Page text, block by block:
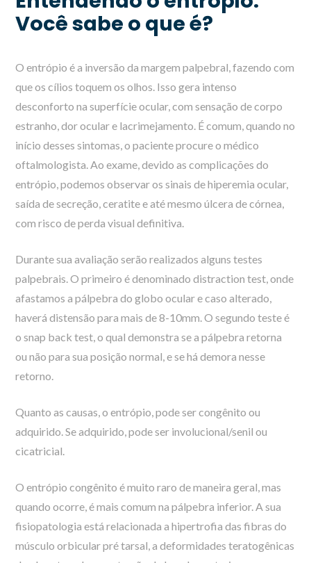
Você sabe o que é?
O entrópio é a inversão da margem palpebral, fazendo com
que os cílios toquem os olhos. Isso gera intenso
desconforto na superfície ocular, com sensação de corpo
estranho, dor ocular e lacrimejamento. É comum, quando no
início desses sintomas, o paciente procure o médico
oftalmologista. Ao exame, devido as complicações do
entrópio, podemos observar os sinais de hiperemia ocular,
saída de secreção, ceratite e até mesmo úlcera de córnea,
com risco de perda visual definitiva.
Durante sua avaliação serão realizados alguns testes
palpebrais. O primeiro é denominado distraction test, onde
afastamos a pálpebra do globo ocular e caso alterado,
haverá distensão para mais de 8-10mm. O segundo teste é
o snap back test, o qual demonstra se a pálpebra retorna
ou não para sua posição normal, e se há demora nesse
retorno.
Quanto as causas, o entrópio, pode ser congênito ou
adquirido. Se adquirido, pode ser involucional/senil ou
cicatricial.
O entrópio congênito é muito raro de maneira geral, mas
quando ocorre, é mais comum na pálpebra inferior. A sua
fisiopatologia está relacionada a hipertrofia das fibras do
músculo orbicular pré tarsal, a deformidades teratogênicas